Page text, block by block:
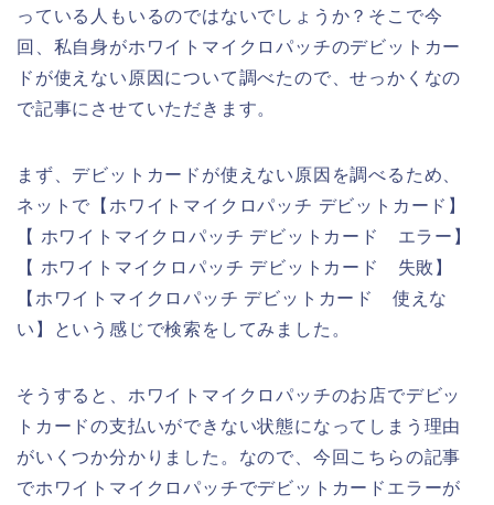
っている人もいるのではないでしょうか？そこで今
回、私自身がホワイトマイクロパッチのデビットカー
ドが使えない原因について調べたので、せっかくなの
で記事にさせていただきます。
まず、デビットカードが使えない原因を調べるため、
ネットで【ホワイトマイクロパッチ デビットカード】
【 ホワイトマイクロパッチ デビットカード エラー】
【 ホワイトマイクロパッチ デビットカード 失敗】
【ホワイトマイクロパッチ デビットカード 使えな
い】という感じで検索をしてみました。
そうすると、ホワイトマイクロパッチのお店でデビッ
トカードの支払いができない状態になってしまう理由
がいくつか分かりました。なので、今回こちらの記事
でホワイトマイクロパッチでデビットカードエラーが